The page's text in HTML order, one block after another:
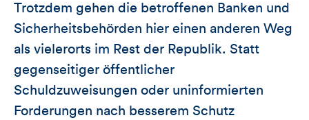
Trotzdem gehen die betroffenen Banken und
Sicherheitsbehörden hier einen anderen Weg
als vielerorts im Rest der Republik. Statt
gegenseitiger öffentlicher
Schuldzuweisungen oder uninformierten
Forderungen nach besserem Schutz